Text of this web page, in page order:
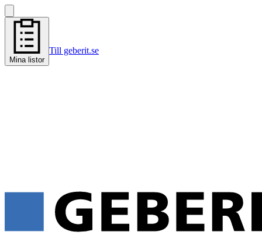
Mina listor
Till geberit.se